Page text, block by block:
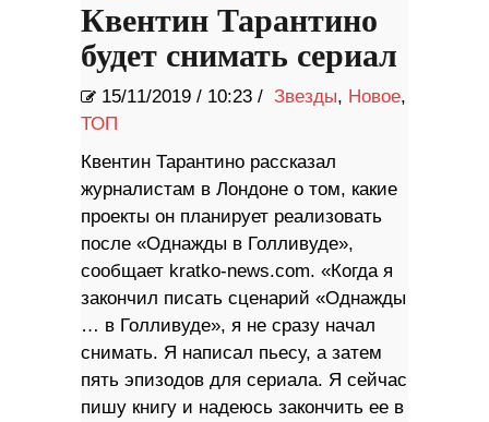
Квентин Тарантино
будет снимать сериал
15/11/2019 / 10:23 / Звезды, Новое,
ТОП
Квентин Тарантино рассказал
журналистам в Лондоне о том, какие
проекты он планирует реализовать
после «Однажды в Голливуде»,
сообщает kratko-news.com. «Когда я
закончил писать сценарий «Однажды
… в Голливуде», я не сразу начал
снимать. Я написал пьесу, а затем
пять эпизодов для сериала. Я сейчас
пишу книгу и надеюсь закончить ее в